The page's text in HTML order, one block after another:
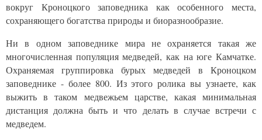
вокруг Кроноцкого заповедника как особенного места,
сохраняющего богатства природы и биоразнообразие.
Ни в одном заповеднике мира не охраняется такая же
многочисленная популяция медведей, как на юге Камчатке.
Охраняемая группировка бурых медведей в Кроноцком
заповеднике - более 800. Из этого ролика вы узнаете, как
выжить в таком медвежьем царстве, какая минимальная
дистанция должна быть и что делать в случае встречи с
медведем.